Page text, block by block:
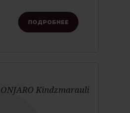
ПОДРОБНЕЕ
ONJARO Kindzmarauli